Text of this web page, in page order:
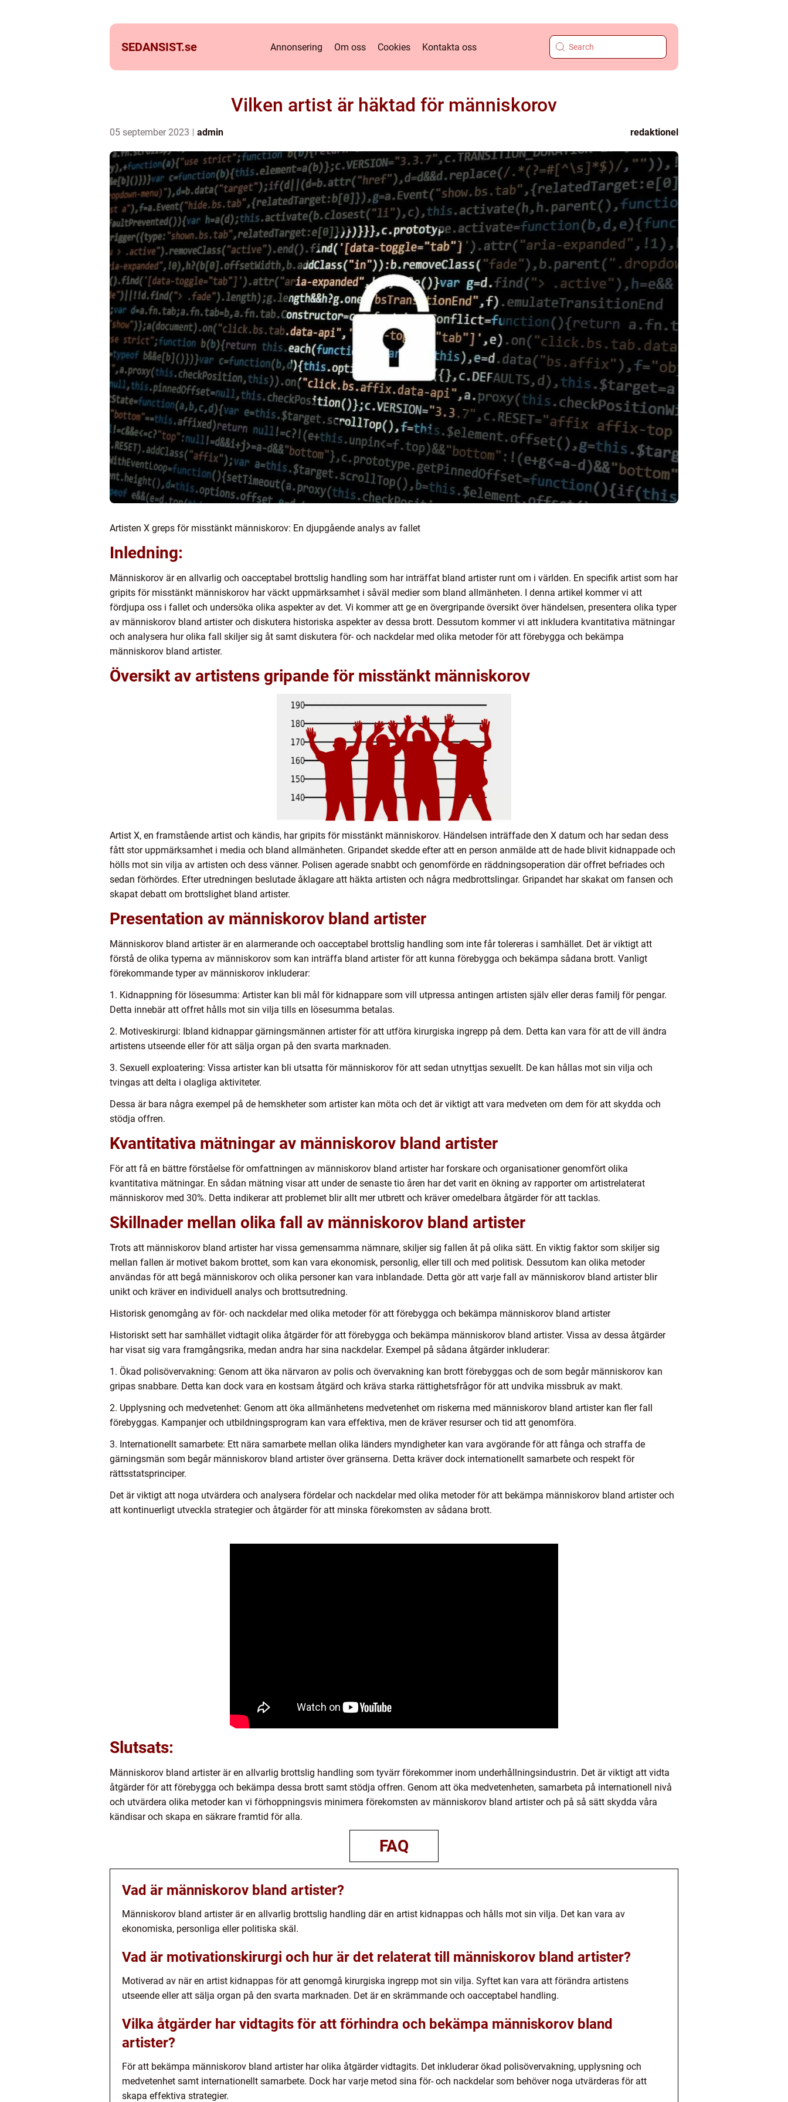
SEDANSIST.se Annonsering Om oss Cookies Kontakta oss
Vilken artist är häktad för människorov
05 september 2023 admin redaktionel
Artisten X greps för misstänkt människorov: En djupgående analys av fallet
Inledning:
Människorov är en allvarlig och oacceptabel brottslig handling som har inträffat bland artister runt om i världen. En specifik artist som har
gripits för misstänkt människorov har väckt uppmärksamhet i såväl medier som bland allmänheten. I denna artikel kommer vi att
fördjupa oss i fallet och undersöka olika aspekter av det. Vi kommer att ge en övergripande översikt över händelsen, presentera olika typer
av människorov bland artister och diskutera historiska aspekter av dessa brott. Dessutom kommer vi att inkludera kvantitativa mätningar
och analysera hur olika fall skiljer sig åt samt diskutera för- och nackdelar med olika metoder för att förebygga och bekämpa
människorov bland artister.
Översikt av artistens gripande för misstänkt människorov
Artist X, en framstående artist och kändis, har gripits för misstänkt människorov. Händelsen inträffade den X datum och har sedan dess
fått stor uppmärksamhet i media och bland allmänheten. Gripandet skedde efter att en person anmälde att de hade blivit kidnappade och
hölls mot sin vilja av artisten och dess vänner. Polisen agerade snabbt och genomförde en räddningsoperation där offret befriades och
sedan förhördes. Efter utredningen beslutade åklagare att häkta artisten och några medbrottslingar. Gripandet har skakat om fansen och
skapat debatt om brottslighet bland artister.
Presentation av människorov bland artister
Människorov bland artister är en alarmerande och oacceptabel brottslig handling som inte får tolereras i samhället. Det är viktigt att
förstå de olika typerna av människorov som kan inträffa bland artister för att kunna förebygga och bekämpa sådana brott. Vanligt
förekommande typer av människorov inkluderar:
1. Kidnappning för lösesumma: Artister kan bli mål för kidnappare som vill utpressa antingen artisten själv eller deras familj för pengar.
Detta innebär att offret hålls mot sin vilja tills en lösesumma betalas.
2. Motiveskirurgi: Ibland kidnappar gärningsmännen artister för att utföra kirurgiska ingrepp på dem. Detta kan vara för att de vill ändra
artistens utseende eller för att sälja organ på den svarta marknaden.
3. Sexuell exploatering: Vissa artister kan bli utsatta för människorov för att sedan utnyttjas sexuellt. De kan hållas mot sin vilja och
tvingas att delta i olagliga aktiviteter.
Dessa är bara några exempel på de hemskheter som artister kan möta och det är viktigt att vara medveten om dem för att skydda och
stödja offren.
Kvantitativa mätningar av människorov bland artister
För att få en bättre förståelse för omfattningen av människorov bland artister har forskare och organisationer genomfört olika
kvantitativa mätningar. En sådan mätning visar att under de senaste tio åren har det varit en ökning av rapporter om artistrelaterat
människorov med 30%. Detta indikerar att problemet blir allt mer utbrett och kräver omedelbara åtgärder för att tacklas.
Skillnader mellan olika fall av människorov bland artister
Trots att människorov bland artister har vissa gemensamma nämnare, skiljer sig fallen åt på olika sätt. En viktig faktor som skiljer sig
mellan fallen är motivet bakom brottet, som kan vara ekonomisk, personlig, eller till och med politisk. Dessutom kan olika metoder
användas för att begå människorov och olika personer kan vara inblandade. Detta gör att varje fall av människorov bland artister blir
unikt och kräver en individuell analys och brottsutredning.
Historisk genomgång av för- och nackdelar med olika metoder för att förebygga och bekämpa människorov bland artister
Historiskt sett har samhället vidtagit olika åtgärder för att förebygga och bekämpa människorov bland artister. Vissa av dessa åtgärder
har visat sig vara framgångsrika, medan andra har sina nackdelar. Exempel på sådana åtgärder inkluderar:
1. Ökad polisövervakning: Genom att öka närvaron av polis och övervakning kan brott förebyggas och de som begår människorov kan
gripas snabbare. Detta kan dock vara en kostsam åtgärd och kräva starka rättighetsfrågor för att undvika missbruk av makt.
2. Upplysning och medvetenhet: Genom att öka allmänhetens medvetenhet om riskerna med människorov bland artister kan fler fall
förebyggas. Kampanjer och utbildningsprogram kan vara effektiva, men de kräver resurser och tid att genomföra.
3. Internationellt samarbete: Ett nära samarbete mellan olika länders myndigheter kan vara avgörande för att fånga och straffa de
gärningsmän som begår människorov bland artister över gränserna. Detta kräver dock internationellt samarbete och respekt för
rättsstatsprinciper.
Det är viktigt att noga utvärdera och analysera fördelar och nackdelar med olika metoder för att bekämpa människorov bland artister och
att kontinuerligt utveckla strategier och åtgärder för att minska förekomsten av sådana brott.
Slutsats:
Människorov bland artister är en allvarlig brottslig handling som tyvärr förekommer inom underhållningsindustrin. Det är viktigt att vidta
åtgärder för att förebygga och bekämpa dessa brott samt stödja offren. Genom att öka medvetenheten, samarbeta på internationell nivå
och utvärdera olika metoder kan vi förhoppningsvis minimera förekomsten av människorov bland artister och på så sätt skydda våra
kändisar och skapa en säkrare framtid för alla.
FAQ
Vad är människorov bland artister?
Människorov bland artister är en allvarlig brottslig handling där en artist kidnappas och hålls mot sin vilja. Det kan vara av
ekonomiska, personliga eller politiska skäl.
Vad är motivationskirurgi och hur är det relaterat till människorov bland artister?
Motiverad av när en artist kidnappas för att genomgå kirurgiska ingrepp mot sin vilja. Syftet kan vara att förändra artistens
utseende eller att sälja organ på den svarta marknaden. Det är en skrämmande och oacceptabel handling.
Vilka åtgärder har vidtagits för att förhindra och bekämpa människorov bland
artister?
För att bekämpa människorov bland artister har olika åtgärder vidtagits. Det inkluderar ökad polisövervakning, upplysning och
medvetenhet samt internationellt samarbete. Dock har varje metod sina för- och nackdelar som behöver noga utvärderas för att
skapa effektiva strategier.